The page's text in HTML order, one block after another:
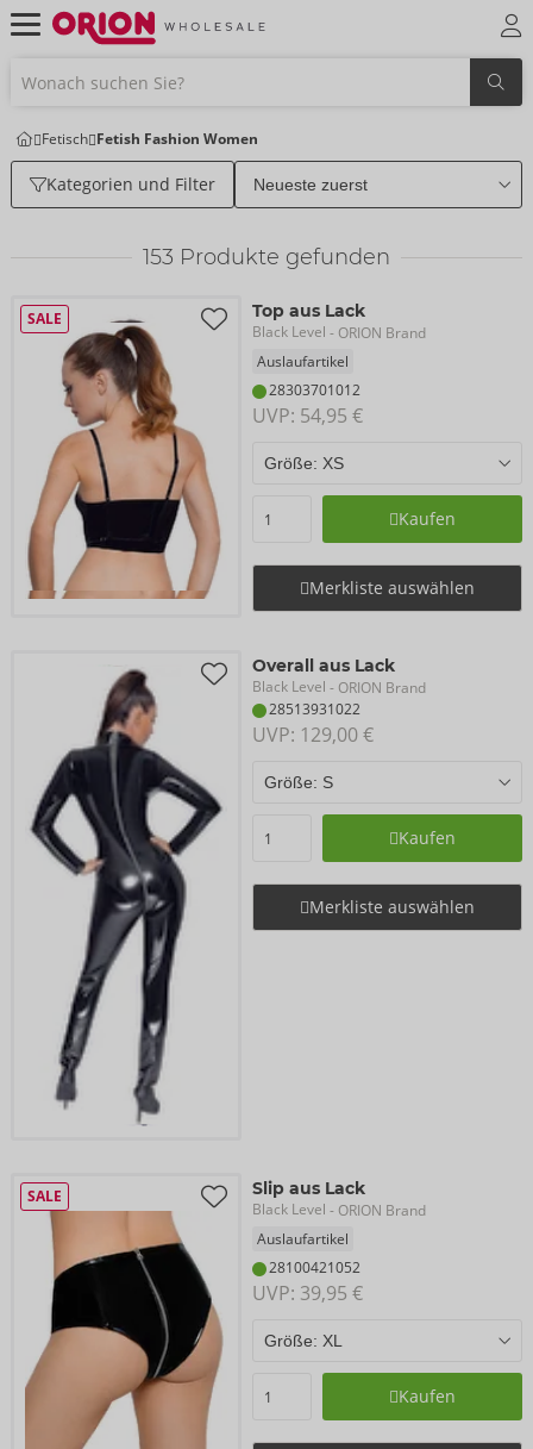
Fetisch Fetish Fashion Women
Kategorien und Filter
153 Produkte gefunden
SALE Top aus Lack
Black Level - ORION Brand
Auslaufartikel
28303701012
UVP: 54,95 €
Kaufen
Merkliste auswählen
Overall aus Lack
Black Level - ORION Brand
28513931022
UVP: 129,00 €
Kaufen
Merkliste auswählen
SALE Slip aus Lack
Black Level - ORION Brand
Auslaufartikel
28100421052
UVP: 39,95 €
Kaufen